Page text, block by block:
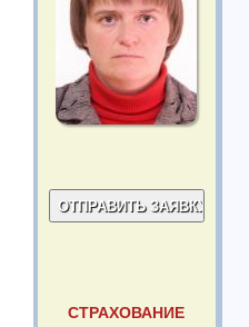
СТРАХОВАНИЕ